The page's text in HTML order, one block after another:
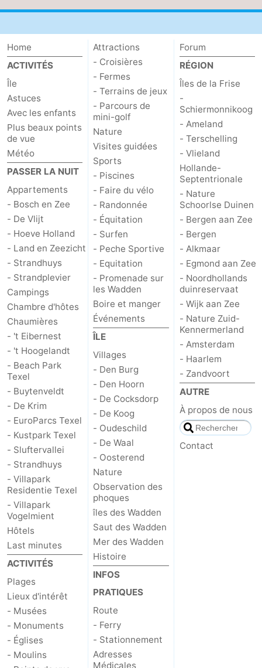
Home
ACTIVITÉS
Île
Astuces
Avec les enfants
Plus beaux points
de vue
Météo
PASSER LA NUIT
Appartements
- Bosch en Zee
- De Vlijt
- Hoeve Holland
- Land en Zeezicht
- Strandhuys
- Strandplevier
Campings
Chambre d'hôtes
Chaumières
- 't Eibernest
- 't Hoogelandt
- Beach Park
Texel
- Buytenveldt
- De Krim
- EuroParcs Texel
- Kustpark Texel
- Sluftervallei
- Strandhuys
- Villapark
Residentie Texel
- Villapark
Vogelmient
Hôtels
Last minutes
ACTIVITÉS
Plages
Lieux d'intérêt
- Musées
- Monuments
- Églises
- Moulins
Attractions
- Croisières
- Fermes
- Terrains de jeux
- Parcours de
mini-golf
Nature
Visites guidées
Sports
- Piscines
- Faire du vélo
- Randonnée
- Équitation
- Surfen
- Peche Sportive
- Equitation
- Promenade sur
les Wadden
Boire et manger
Événements
ÎLE
Villages
- Den Burg
- Den Hoorn
- De Cocksdorp
- De Koog
- Oudeschild
- De Waal
- Oosterend
Nature
Observation des
phoques
îles des Wadden
Saut des Wadden
Mer des Wadden
Histoire
INFOS
PRATIQUES
Route
- Ferry
- Stationnement
Adresses
Médicales
Forum
RÉGION
Îles de la Frise
-
Schiermonnikoog
- Ameland
- Terschelling
- Vlieland
Hollande-
Septentrionale
- Nature
Schoorlse Duinen
- Bergen aan Zee
- Bergen
- Alkmaar
- Egmond aan Zee
- Noordhollands
duinreservaat
- Wijk aan Zee
- Nature Zuid-
Kennermerland
- Amsterdam
- Haarlem
- Zandvoort
AUTRE
À propos de nous
Contact